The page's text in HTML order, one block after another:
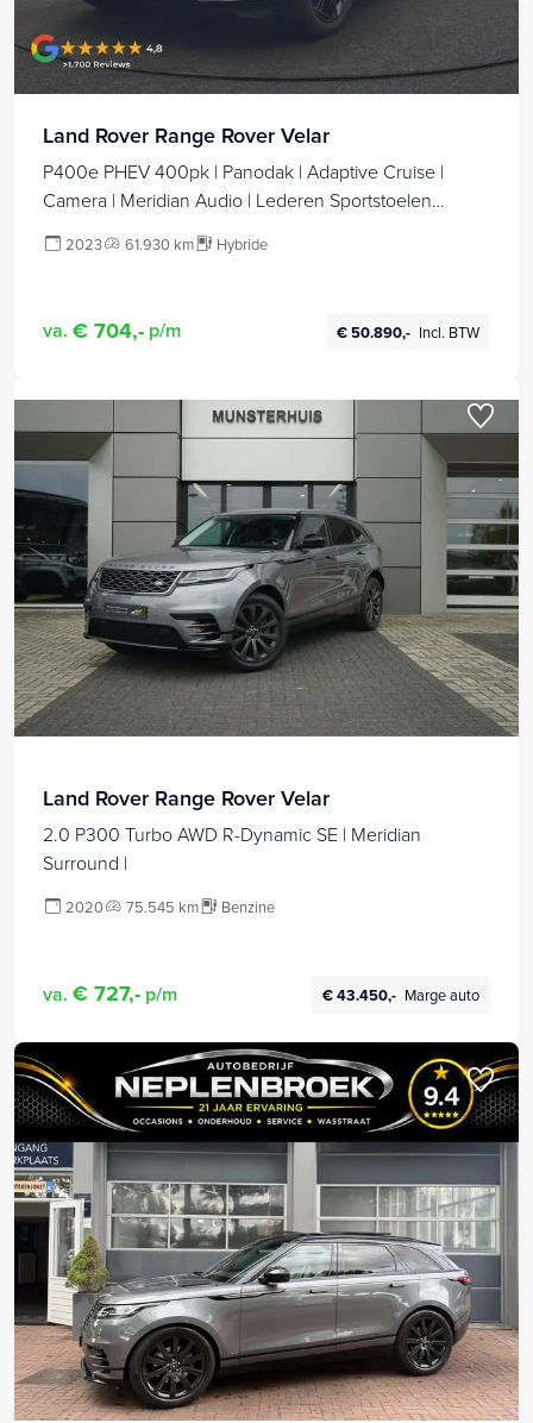
Land Rover Range Rover Velar
P400e PHEV 400pk | Panodak | Adaptive Cruise |
Camera | Meridian Audio | Lederen Sportstoelen
| 20"L.M | Plug In Hybrid |
2023 61.930 km Hybride
va. € 704,- p/m € 50.890,- Incl. BTW
Land Rover Range Rover Velar
2.0 P300 Turbo AWD R-Dynamic SE | Meridian
Surround |
2020 75.545 km Benzine
va. € 727,- p/m € 43.450,- Marge auto